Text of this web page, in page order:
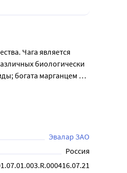
Чага является
биологически
богата марганцем и
Эвалар ЗАО
Россия